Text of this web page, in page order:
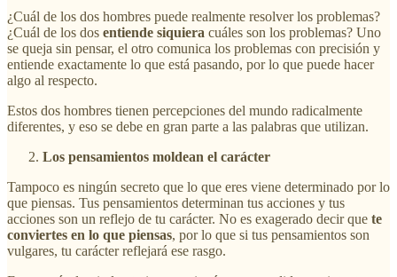
¿Cuál de los dos hombres puede realmente resolver los problemas?
¿Cuál de los dos entiende siquiera cuáles son los problemas? Uno
se queja sin pensar, el otro comunica los problemas con precisión y
entiende exactamente lo que está pasando, por lo que puede hacer
algo al respecto.
Estos dos hombres tienen percepciones del mundo radicalmente
diferentes, y eso se debe en gran parte a las palabras que utilizan.
Los pensamientos moldean el carácter
Tampoco es ningún secreto que lo que eres viene determinado por lo
que piensas. Tus pensamientos determinan tus acciones y tus
acciones son un reflejo de tu carácter. No es exagerado decir que te
conviertes en lo que piensas, por lo que si tus pensamientos son
vulgares, tu carácter reflejará ese rasgo.